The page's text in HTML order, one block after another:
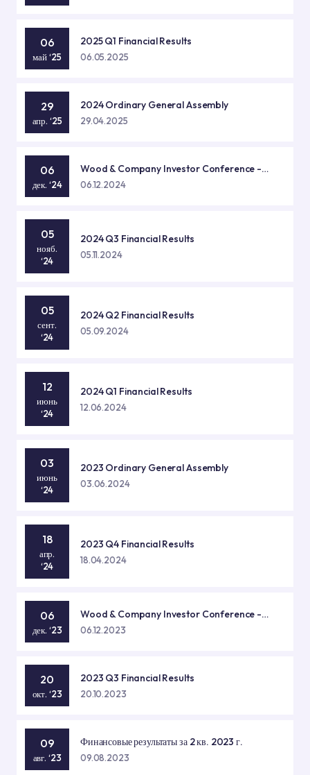
06
май ‘25
2025 Q1 Financial Results
06.05.2025
29
апр. ‘25
2024 Ordinary General Assembly
29.04.2025
06
дек. ‘24
Wood & Company Investor Conference -
Prague
06.12.2024
05
нояб.
‘24
2024 Q3 Financial Results
05.11.2024
05
сент.
‘24
2024 Q2 Financial Results
05.09.2024
12
июнь
‘24
2024 Q1 Financial Results
12.06.2024
03
июнь
‘24
2023 Ordinary General Assembly
03.06.2024
18
апр.
‘24
2023 Q4 Financial Results
18.04.2024
06
дек. ‘23
Wood & Company Investor Conference -
Prague
06.12.2023
20
окт. ‘23
2023 Q3 Financial Results
20.10.2023
09
авг. ‘23
Финансовые результаты за 2 кв. 2023 г.
09.08.2023